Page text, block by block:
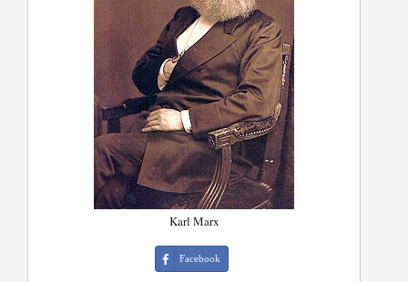
Karl Marx
Facebook